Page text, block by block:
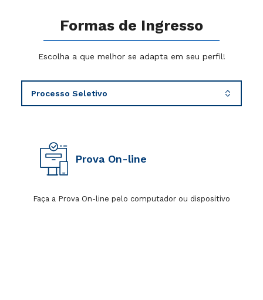
Formas de Ingresso
Escolha a que melhor se adapta em seu perfil!
Prova On-line
Faça a Prova On-line pelo computador ou dispositivo